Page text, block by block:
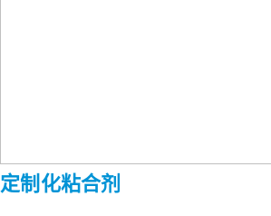
定制化粘合剂